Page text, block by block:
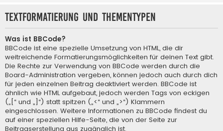
Textformatierung und Thementypen
Was ist BBCode?
BBCode ist eine spezielle Umsetzung von HTML, die dir
weitreichende Formatierungsmöglichkeiten für deinen Text gibt.
Die Rechte zur Verwendung von BBCode werden durch die
Board-Administration vergeben, können jedoch auch durch dich
für jeden einzelnen Beitrag deaktiviert werden. BBCode ist
ähnlich wie HTML aufgebaut, jedoch werden Tags von eckigen
(„[“ und „]“) statt spitzen („<“ und „>“) Klammern
eingeschlossen. Weitere Informationen zu BBCode findest du
auf einer speziellen Hilfe-Seite, die von der Seite zur
Beitragserstellung aus zugänglich ist.